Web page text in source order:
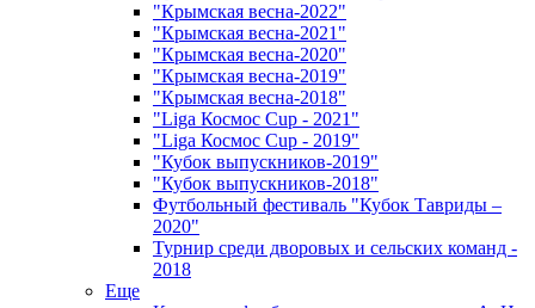
"Крымская весна-2022"
"Крымская весна-2021"
"Крымская весна-2020"
"Крымская весна-2019"
"Крымская весна-2018"
"Liga Космос Cup - 2021"
"Liga Космос Cup - 2019"
"Кубок выпускников-2019"
"Кубок выпускников-2018"
Футбольный фестиваль "Кубок Тавриды –
2020"
Турнир среди дворовых и сельских команд -
2018
Еще